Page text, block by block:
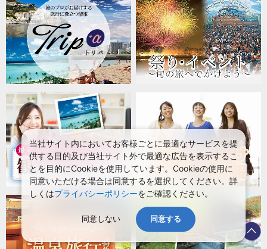
当社サイト内においてお客様ごとに最適なサービスを提
供する目的及び当社サイト外で最適な広告を表示するこ
とを目的にCookieを使用しています。Cookieの使用に
同意いただける場合は同意するを選択してください。詳
しくはプライバシーポリシーをご確認ください。
同意しない 同意する